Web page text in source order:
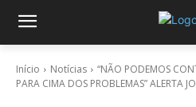
Início Notícias
“NÃO PODEMOS
PARA CIMA DOS PROBLEMAS” ALERTA